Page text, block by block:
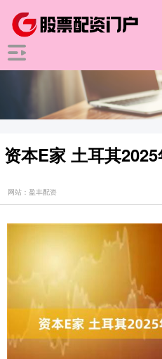
资本E家 土耳其
网站：盈丰配资